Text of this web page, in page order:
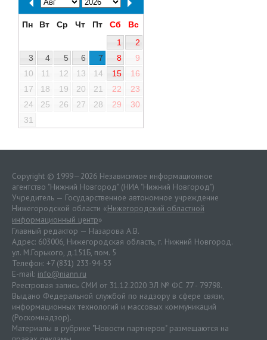
Пн Вт Ср Чт Пт Сб
Вс
1
2
3
4 5 6 7 8
9
10
11 12 13 14 15
16
17
18 19 20 21 22
23
24
25 26 27 28 29
30
31
Copyright © 1999—2026 Независимое информационное
агентство "Нижний Новгород" (НИА "Нижний Новгород")
Учредитель — Государственное автономное учреждение
Нижегородской области «Нижегородский областной
информационный центр»
Главный редактор — Назарова А.В.
Адрес: 603006, Нижегородская область, г. Нижний Новгород.
ул. М.Горького, д.151Б, пом. 5
Телефон: +7 (831) 233-94-53
E-mail: info@niann.ru
Реестровая запись СМИ от 31.12.2020 ЭЛ № ФС 77 - 79798.
Выдано Федеральной службой по надзору в сфере связи,
информационных технологий и массовых коммуникаций
(Роскомнадзор).
Материалы в рубрике "Новости партнеров" размещаются на